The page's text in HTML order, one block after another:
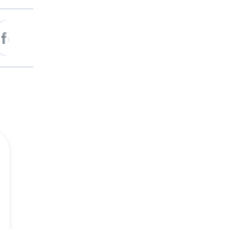
fotocamere digitali canon